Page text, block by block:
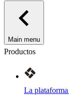
Main menu
Productos
La